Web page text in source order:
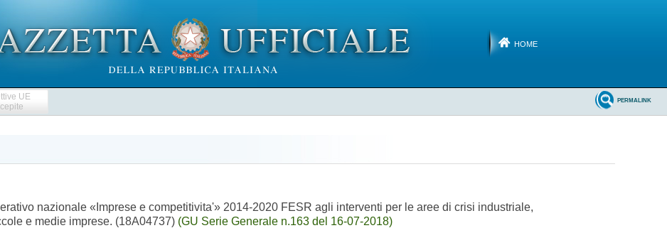
HOME
UE
PERMALINK
nazionale «Imprese e competitivita'» 2014-2020 FESR agli interventi per le aree di crisi industriale,
e medie imprese. (18A04737) (GU Serie Generale n.163 del 16-07-2018)